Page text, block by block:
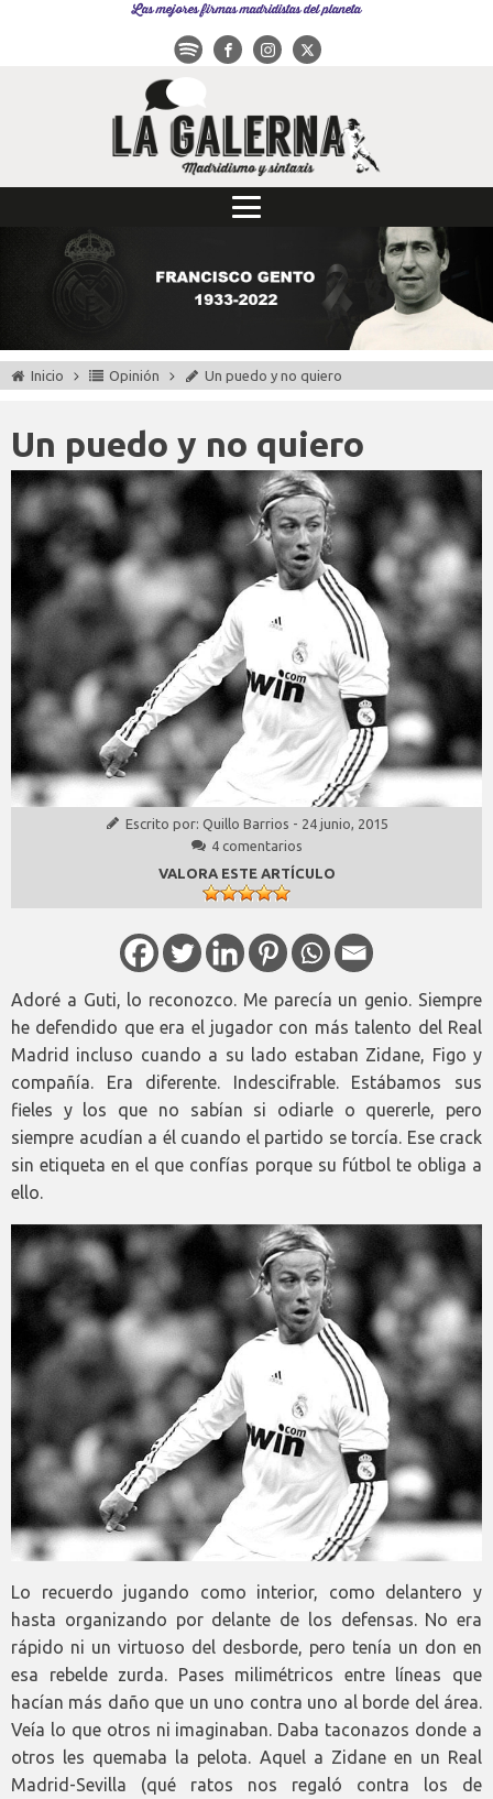
Las mejores firmas madridistas del planeta
Inicio Opinión Un puedo y no quiero
Un puedo y no quiero
Escrito por: Quillo Barrios - 24 junio, 2015
4 comentarios
VALORA ESTE ARTÍCULO
Adoré a Guti, lo reconozco. Me parecía un genio. Siempre
he defendido que era el jugador con más talento del Real
Madrid incluso cuando a su lado estaban Zidane, Figo y
compañía. Era diferente. Indescifrable. Estábamos sus
fieles y los que no sabían si odiarle o quererle, pero
siempre acudían a él cuando el partido se torcía. Ese crack
sin etiqueta en el que confías porque su fútbol te obliga a
ello.
Lo recuerdo jugando como interior, como delantero y
hasta organizando por delante de los defensas. No era
rápido ni un virtuoso del desborde, pero tenía un don en
esa rebelde zurda. Pases milimétricos entre líneas que
hacían más daño que un uno contra uno al borde del área.
Veía lo que otros ni imaginaban. Daba taconazos donde a
otros les quemaba la pelota. Aquel a Zidane en un Real
Madrid-Sevilla (qué ratos nos regaló contra los de